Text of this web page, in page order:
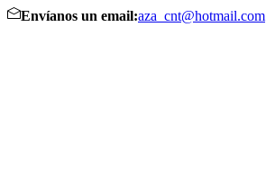
Envíanos un email:aza_cnt@hotmail.com